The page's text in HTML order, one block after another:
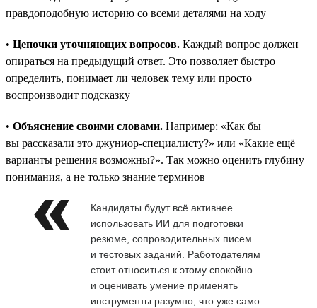
правдоподобную историю со всеми деталями на ходу
• Цепочки уточняющих вопросов. Каждый вопрос должен
опираться на предыдущий ответ. Это позволяет быстро
определить, понимает ли человек тему или просто
воспроизводит подсказку
• Объяснение своими словами. Например: «Как бы
вы рассказали это джуниор-специалисту?» или «Какие ещё
варианты решения возможны?». Так можно оценить глубину
понимания, а не только знание терминов
Кандидаты будут всё активнее
использовать ИИ для подготовки
резюме, сопроводительных писем
и тестовых заданий. Работодателям
стоит относиться к этому спокойно
и оценивать умение применять
инструменты разумно, что уже само